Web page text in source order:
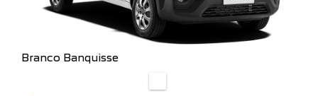
Branco Banquisse